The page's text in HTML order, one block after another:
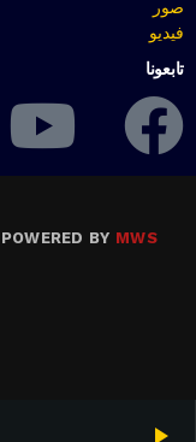
play_arrow
صور
فيديو
تابعونا
BY MWS